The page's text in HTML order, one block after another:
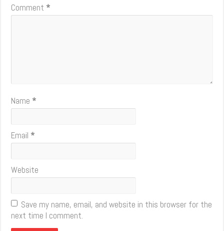
Comment *
Name *
Email *
Website
Save my name, email, and website in this browser for the
next time I comment.